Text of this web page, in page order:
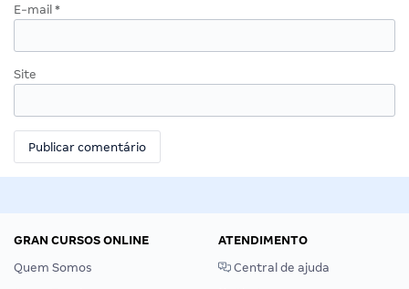
E-mail *
Site
GRAN CURSOS ONLINE
Quem Somos
ATENDIMENTO
Central de ajuda